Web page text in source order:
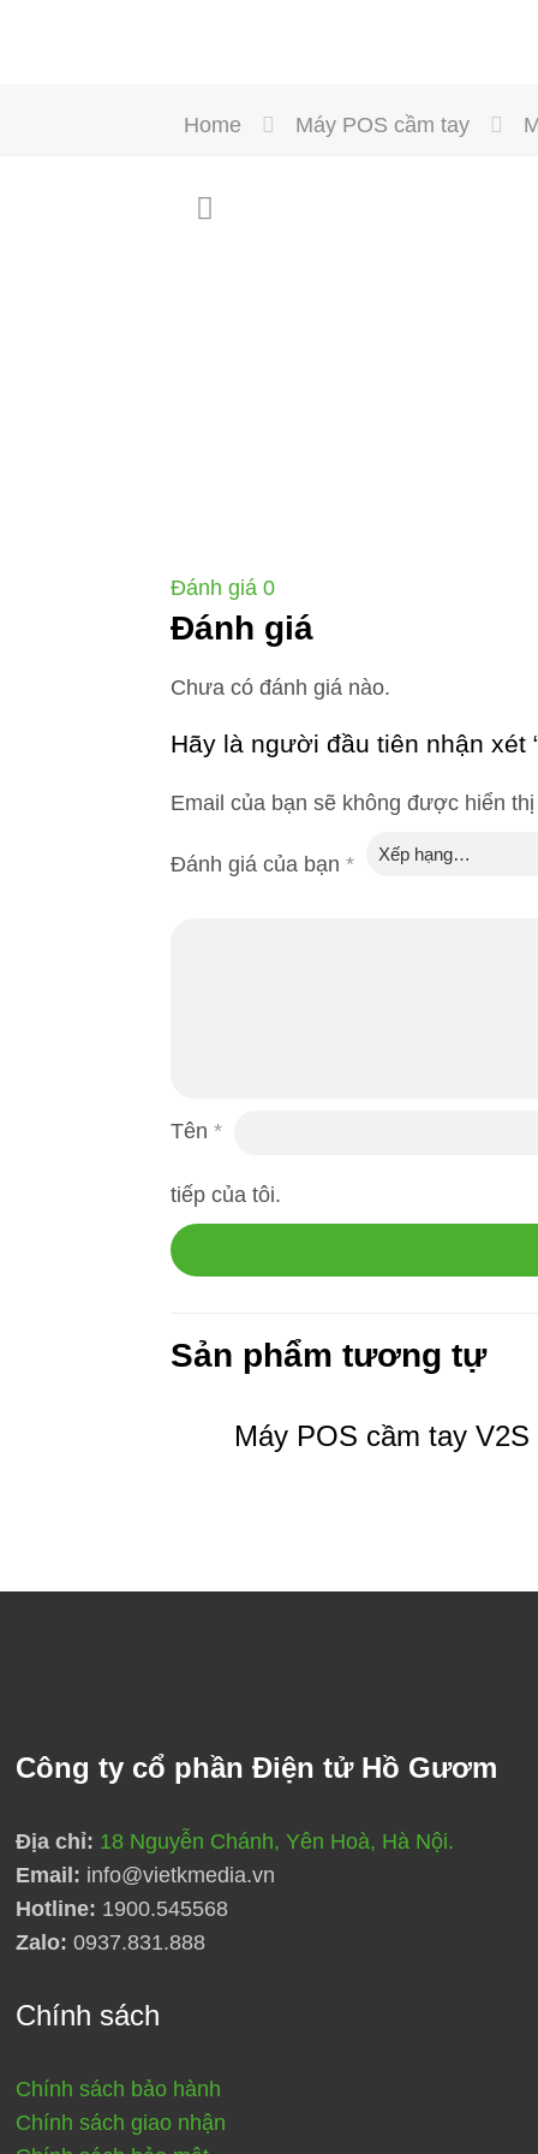
Home Máy POS cầm tay
Đánh giá 0
Đánh giá
Chưa có đánh giá nào.
Hãy là người đầu tiên nhận xét
Email của bạn sẽ không được hiển
Đánh giá của bạn *
Tên *
tiếp của tôi.
Sản phẩm tương tự
Máy POS cầm tay V2S
Công ty cổ phần Điện tử Hồ Gươm
Địa chỉ: 18 Nguyễn Chánh, Yên Hoà, Hà Nội.
Email: info@vietkmedia.vn
Hotline: 1900.545568
Zalo: 0937.831.888
Chính sách
Chính sách bảo hành
Chính sách giao nhận